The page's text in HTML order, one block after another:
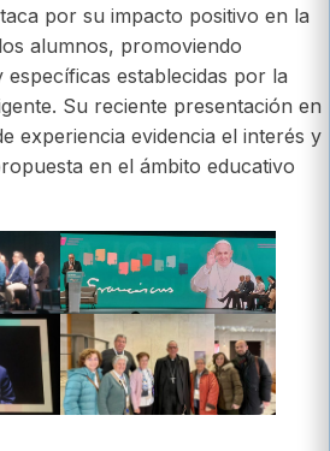
por su impacto positivo en la
alumnos, promoviendo
establecidas por la
Su reciente presentación en
experiencia evidencia el interés y
en el ámbito educativo